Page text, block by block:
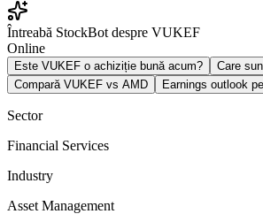
Întreabă StockBot despre VUKEF
Online
Este VUKEF o achiziție bună acum?
Care
Compară VUKEF vs AMD
Earnings outlook
Sector
Financial Services
Industry
Asset Management